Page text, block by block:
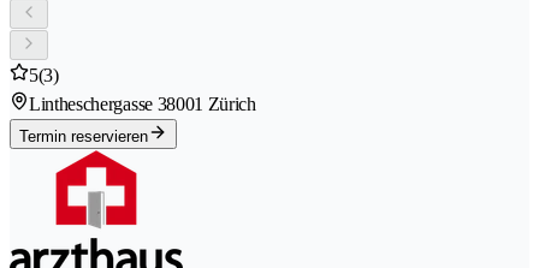
5(3)
Lintheschergasse 38001 Zürich
Termin reservieren